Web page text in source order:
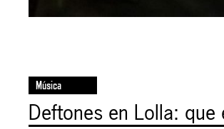
Música
Deftones en Lolla: